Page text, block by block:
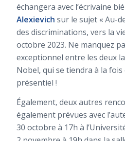
échangera avec l’écrivaine
Alexievich sur le sujet « Au-
des discriminations, vers la
octobre 2023. Ne manquez
exceptionnel entre les deux
Nobel, qui se tiendra à la
présentiel !
Également, deux autres
également prévues avec
30 octobre à 17h à